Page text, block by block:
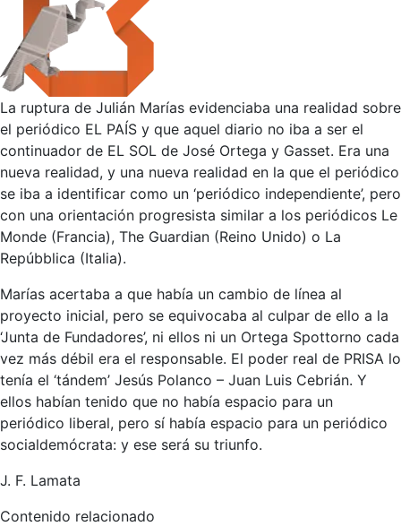
La ruptura de Julián Marías evidenciaba una realidad sobre
el periódico EL PAÍS y que aquel diario no iba a ser el
continuador de EL SOL de José Ortega y Gasset. Era una
nueva realidad, y una nueva realidad en la que el periódico
se iba a identificar como un ‘periódico independiente’, pero
con una orientación progresista similar a los periódicos Le
Monde (Francia), The Guardian (Reino Unido) o La
Repúbblica (Italia).
Marías acertaba a que había un cambio de línea al
proyecto inicial, pero se equivocaba al culpar de ello a la
‘Junta de Fundadores’, ni ellos ni un Ortega Spottorno cada
vez más débil era el responsable. El poder real de PRISA lo
tenía el ‘tándem’ Jesús Polanco – Juan Luis Cebrián. Y
ellos habían tenido que no había espacio para un
periódico liberal, pero sí había espacio para un periódico
socialdemócrata: y ese será su triunfo.
J. F. Lamata
Contenido relacionado